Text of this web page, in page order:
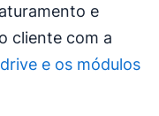
e
cliente com a
e os módulos